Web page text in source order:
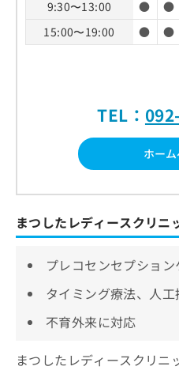
9:30〜13:00
● ●
15:00〜19:00
● ●
TEL：
ホー
まつしたレディースクリニ
プレコセンセプショ
タイミング療法、人
不育外来に対応
まつしたレディースクリニ